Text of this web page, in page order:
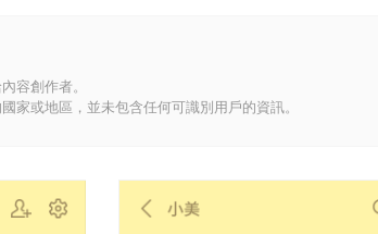
容創作者。
家或地區，並未包含任何可識別用戶的資訊。